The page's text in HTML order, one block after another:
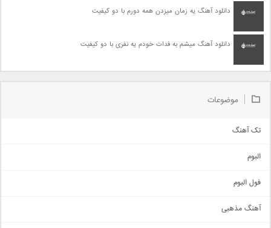
دانلود آهنگ یه زمان میزدن همه دورم با دو کیفیت
دانلود آهنگ میشم به فدات خودم یه نفری با دو کیفیت
موضوعات
تک آهنگ
اجتماعی
حماسی
البوم
فول البوم
آهنگ مذهبی